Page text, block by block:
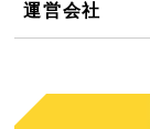
運営会社